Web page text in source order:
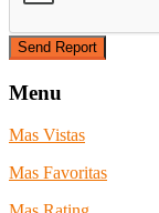
Menu
Mas Vistas
Mas Favoritas